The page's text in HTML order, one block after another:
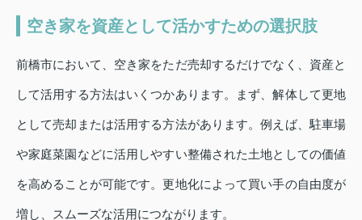
空き家を資産として活かすための選択肢
前橋市において、空き家をただ売却するだけでなく、資産と
して活用する方法はいくつかあります。まず、解体して更地
として売却または活用する方法があります。例えば、駐車場
や家庭菜園などに活用しやすい整備された土地としての価値
を高めることが可能です。更地化によって買い手の自由度が
増し、スムーズな活用につながります。